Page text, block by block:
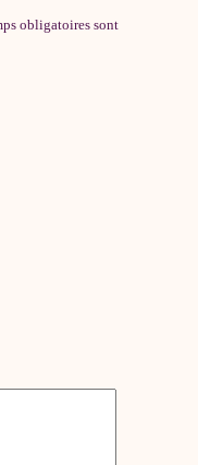
obligatoires sont